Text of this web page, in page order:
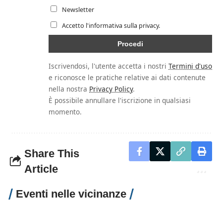
Newsletter
Accetto l'informativa sulla privacy.
Iscrivendosi, l'utente accetta i nostri Termini d'uso
e riconosce le pratiche relative ai dati contenute
nella nostra Privacy Policy.
È possibile annullare l'iscrizione in qualsiasi
momento.
Share This
Article
Eventi nelle vicinanze